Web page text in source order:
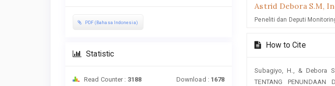
PDF (Bahasa Indonesia)
Statistic
Read Counter : 3188 Download : 1678
Astrid Debora S.M,
Peneliti dan Deputi
How to Cite
Subagiyo, H., & Debora
TENTANG PENUNDAAN